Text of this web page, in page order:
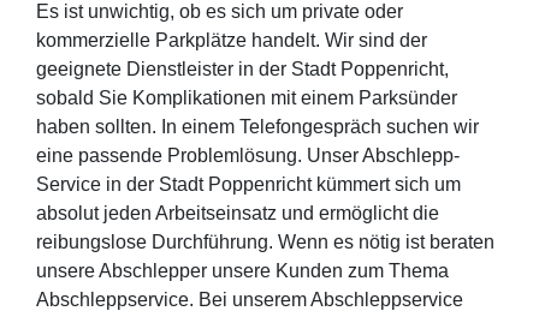
Es ist unwichtig, ob es sich um private oder
kommerzielle Parkplätze handelt. Wir sind der
geeignete Dienstleister in der Stadt Poppenricht,
sobald Sie Komplikationen mit einem Parksünder
haben sollten. In einem Telefongespräch suchen wir
eine passende Problemlösung. Unser Abschlepp-
Service in der Stadt Poppenricht kümmert sich um
absolut jeden Arbeitseinsatz und ermöglicht die
reibungslose Durchführung. Wenn es nötig ist beraten
unsere Abschlepper unsere Kunden zum Thema
Abschleppservice. Bei unserem Abschleppservice